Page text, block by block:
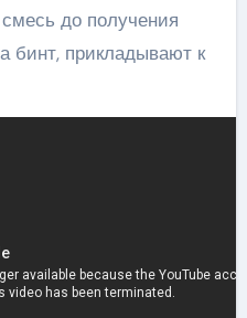
до получения
бинт, прикладывают к